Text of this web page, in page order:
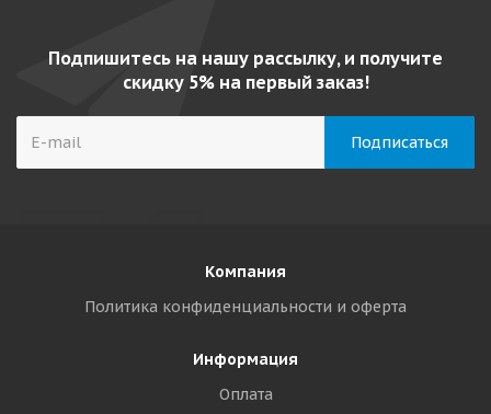
Подпишитесь на нашу рассылку, и получите
скидку 5% на первый заказ!
Компания
Политика конфиденциальности и оферта
Информация
Оплата